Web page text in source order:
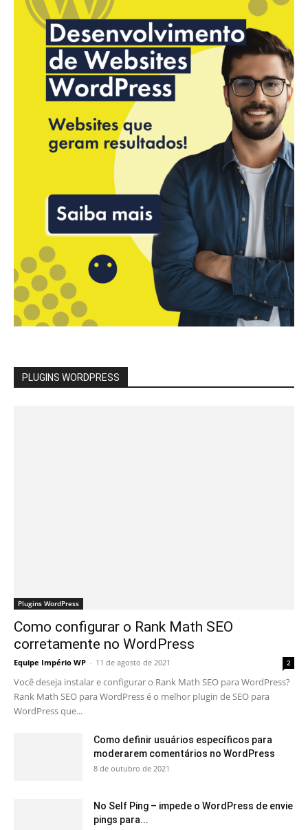
PLUGINS WORDPRESS
Plugins WordPress
Como configurar o Rank Math SEO
corretamente no WordPress
Equipe Império WP - 11 de agosto de 2021 2
Você deseja instalar e configurar o Rank Math SEO para WordPress?
Rank Math SEO para WordPress é o melhor plugin de SEO para
WordPress que...
Como definir usuários específicos para
moderarem comentários no WordPress
8 de outubro de 2021
No Self Ping – impede o WordPress de envie
pings para...